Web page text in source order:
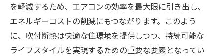
を軽減するため、エアコンの効率を最大限に引き出し、
エネルギーコストの削減にもつながります。このよう
に、吹付断熱は快適な住環境を提供しつつ、持続可能な
ライフスタイルを実現するための重要な要素となってい